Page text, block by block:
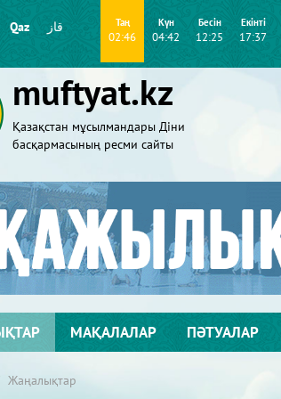
Qaz قاز Таң
02:46
Күн
04:42
Бесін
12:25
Екінті
17:37
muftyat.kz
Қазақстан мұсылмандары Діни
басқармасының ресми сайты
МАҚАЛАЛАР ПӘТУАЛАР
Жаңалықтар